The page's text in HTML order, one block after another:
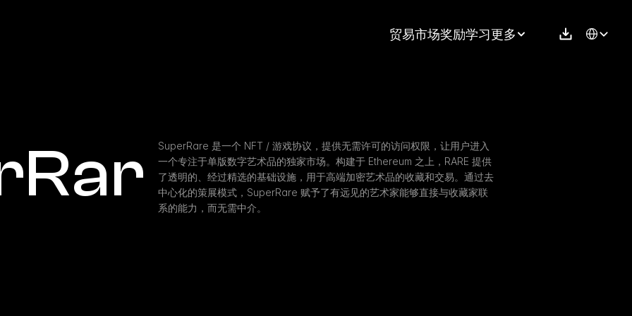
贸易市场奖励学习更多 Select
SuperRare 是一个 NFT / 游戏协议，提供无需许可的访问权限，让用户进入
一个专注于单版数字艺术品的独家市场。构建于 Ethereum 之上，RARE 提供
了透明的、经过精选的基础设施，用于高端加密艺术品的收藏和交易。通过去
中心化的策展模式，SuperRare 赋予了有远见的艺术家能够直接与收藏家联
系的能力，而无需中介。